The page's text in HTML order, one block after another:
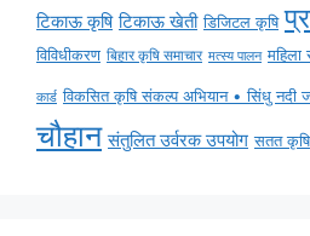
टिकाऊ कृषि टिकाऊ खेती डिजिटल कृषि
विविधीकरण बिहार कृषि समाचार मत्स्य पालन
कार्ड विकसित कृषि संकल्प अभियान • सिंधु नदी
चौहान संतुलित उर्वरक उपयोग सतत कृषि